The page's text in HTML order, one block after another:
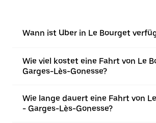
Wann ist Uber in Le Bourget
Wie viel kostet eine Fahrt von Le
Garges-Lès-Gonesse?
Wie lange dauert eine Fahrt von
- Garges-Lès-Gonesse?